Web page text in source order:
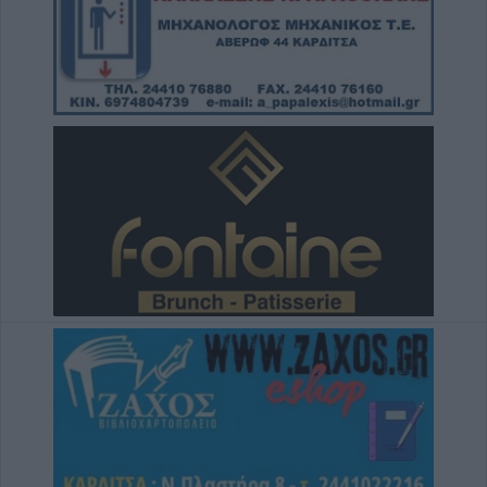
5 Αυγούστου 2026, 20:15
Η Ε.Ο.Α.Σ.Κ. καταδικάζει τη σύλληψη του
προέδρου του Εργατικού Κέντρου Λάρισας
5 Αυγούστου 2026, 19:42
Σπουδαία μεταγραφική κίνηση για την Α.Ε.
Μουζακίου με την απόκτηση του Γιάννη
5 Αυγούστου 2026, 19:38
Τρεις συλλήψεις για εμπρησμούς από
αμέλεια σε Τρίκαλα, Αττική και Πρέβεζα
5 Αυγούστου 2026, 19:24
Άμεση κρατική αρωγή και στήριξη των
πληγέντων - Το σχέδιο αποκατάστασης των
περιοχών που επλήγησαν από τις
πυρκαγιές
Μικροσκοπικές δίνες ανακαλύφθηκαν για